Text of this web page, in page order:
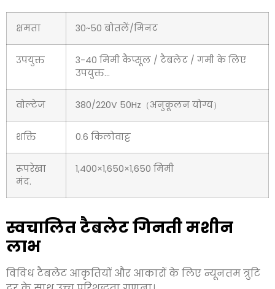
क्षमता 30~50 बोतलें/मिनट
उपयुक्त
3-40 मिमी कैप्सूल / टैबलेट / गमी के लिए
उपयुक्त…
वोल्टेज 380/220V 50Hz（अनुकूलन योग्य）
शक्ति 0.6 किलोवाट्ट
रूपरेखा
मंद.
1,400×1,650×1,650 मिमी
स्वचालित टैबलेट गिनती मशीन
लाभ
विविध टैबलेट आकृतियों और आकारों के लिए न्यूनतम त्रुटि